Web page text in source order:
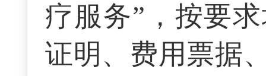
疗服务”，按要
证明、费用票据